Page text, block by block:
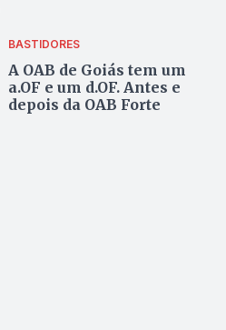
BASTIDORES
A OAB de Goiás tem um
a.OF e um d.OF. Antes e
depois da OAB Forte